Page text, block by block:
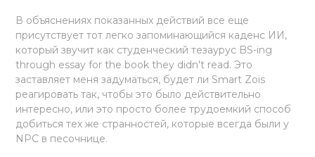
В объяснениях показанных действий все еще
присутствует тот легко запоминающийся каденс ИИ,
который звучит как студенческий тезаурус BS-ing
through essay for the book they didn't read. Это
заставляет меня задуматься, будет ли Smart Zois
реагировать так, чтобы это было действительно
интересно, или это просто более трудоемкий способ
добиться тех же странностей, которые всегда были у
NPC в песочнице.